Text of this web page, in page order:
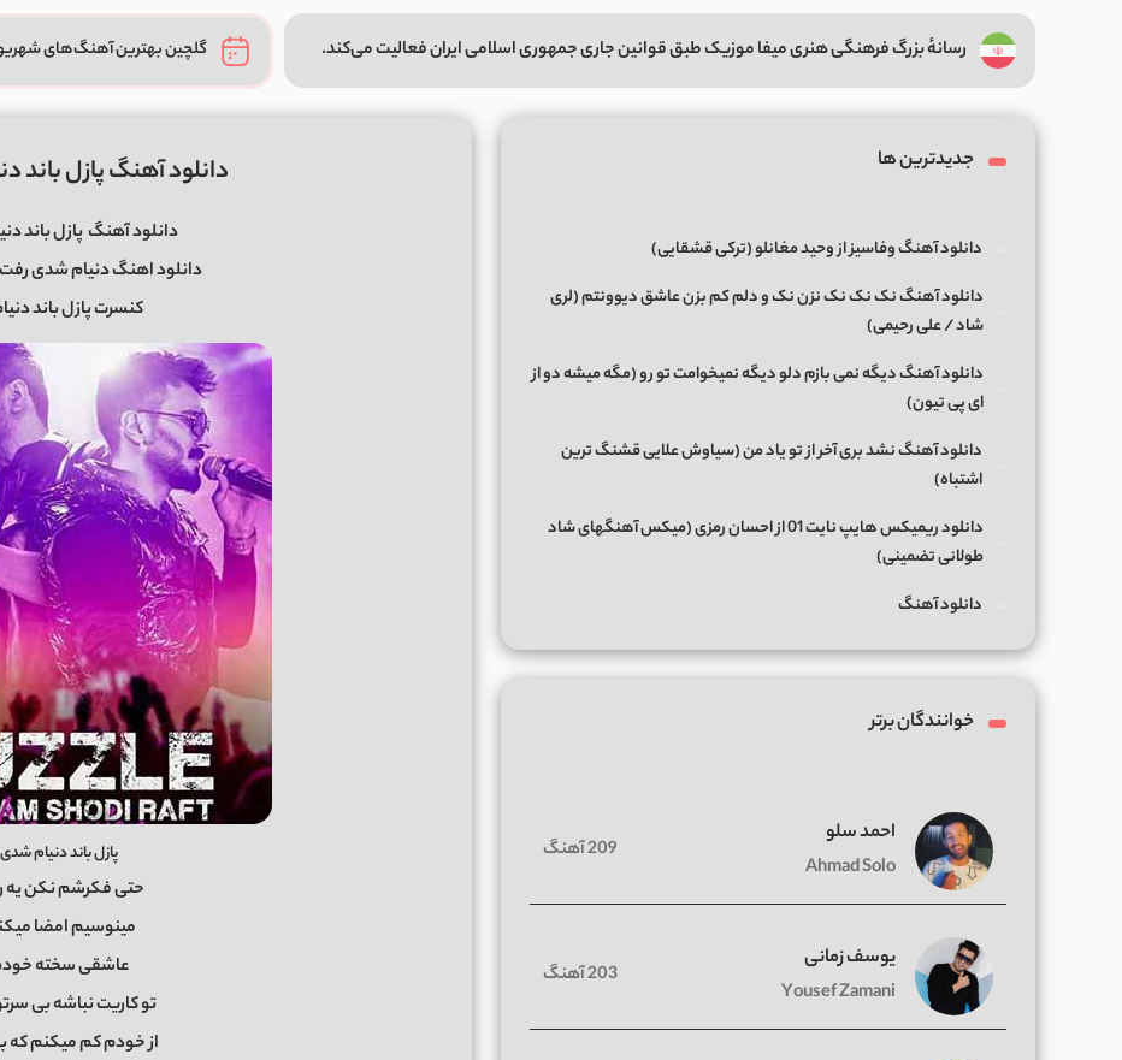
رسانهٔ بزرگ فرهنگی هنری میفا موزیک طبق قوانین جاری جمهوری اسلامی ایران فعالیت می‌کند. گلچین بهترین آهنگ‌های
دانلود آهنگ پازل باند
دانلود آهنگپازل باند
دانلود اهنگ دنیام شدی رفت
کنسرت پازل باند
پازل باند دنیام
حتی فکرشم نکن یه
مینوسیم امضا
عاشقی سخته
تو کاریت نباشه بی
از خودم کم میکنم
جدیدترین ها
دانلود آهنگ وفاسیز از وحید مغانلو (ترکی قشقایی)
دانلود آهنگ نک نک نک نزن نک و دلم کم بزن عاشق دیوونتم (لری
شاد / علی رحیمی)
دانلود آهنگ دیگه نمی بازم دلو دیگه نمیخوامت تو رو (مگه میشه دو از
ای پی تیون)
دانلود آهنگ نشد بری آخر از تو یاد من (سیاوش علایی قشنگ ترین
اشتباه)
دانلود ریمیکس هایپ نایت 01 از احسان رمزی (میکس آهنگهای شاد
طولانی تضمینی)
دانلود آهنگ
خوانندگان برتر
احمد سلو
Ahmad Solo
209 آهنگ
یوسف زمانی
Yousef Zamani
203 آهنگ